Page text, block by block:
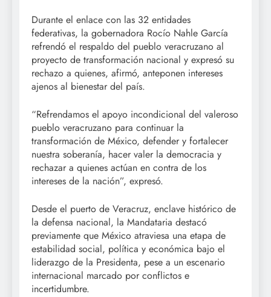
Durante el enlace con las 32 entidades
federativas, la gobernadora Rocío Nahle García
refrendó el respaldo del pueblo veracruzano al
proyecto de transformación nacional y expresó su
rechazo a quienes, afirmó, anteponen intereses
ajenos al bienestar del país.
“Refrendamos el apoyo incondicional del valeroso
pueblo veracruzano para continuar la
transformación de México, defender y fortalecer
nuestra soberanía, hacer valer la democracia y
rechazar a quienes actúan en contra de los
intereses de la nación”, expresó.
Desde el puerto de Veracruz, enclave histórico de
la defensa nacional, la Mandataria destacó
previamente que México atraviesa una etapa de
estabilidad social, política y económica bajo el
liderazgo de la Presidenta, pese a un escenario
internacional marcado por conflictos e
incertidumbre.